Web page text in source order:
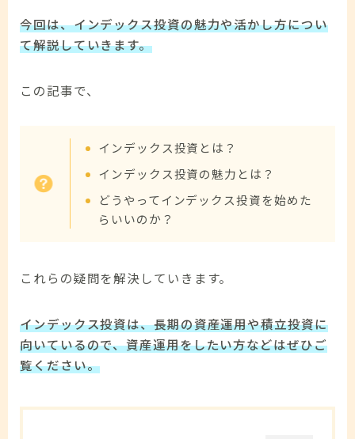
今回は、インデックス投資の魅力や活かし方につい
て解説していきます。
この記事で、
インデックス投資とは？
インデックス投資の魅力とは？
どうやってインデックス投資を始めた
らいいのか？
これらの疑問を解決していきます。
インデックス投資は、長期の資産運用や積立投資に
向いているので、資産運用をしたい方などはぜひご
覧ください。